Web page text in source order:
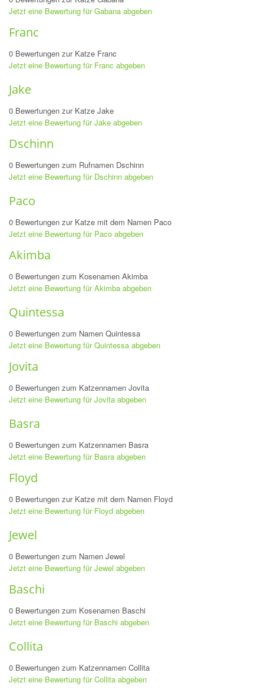
Jetzt eine Bewertung für Gabana abgeben
Franc
0 Bewertungen zur Katze Franc
Jetzt eine Bewertung für Franc abgeben
Jake
0 Bewertungen zur Katze Jake
Jetzt eine Bewertung für Jake abgeben
Dschinn
0 Bewertungen zum Rufnamen Dschinn
Jetzt eine Bewertung für Dschinn abgeben
Paco
0 Bewertungen zur Katze mit dem Namen Paco
Jetzt eine Bewertung für Paco abgeben
Akimba
0 Bewertungen zum Kosenamen Akimba
Jetzt eine Bewertung für Akimba abgeben
Quintessa
0 Bewertungen zum Namen Quintessa
Jetzt eine Bewertung für Quintessa abgeben
Jovita
0 Bewertungen zum Katzennamen Jovita
Jetzt eine Bewertung für Jovita abgeben
Basra
0 Bewertungen zum Katzennamen Basra
Jetzt eine Bewertung für Basra abgeben
Floyd
0 Bewertungen zur Katze mit dem Namen Floyd
Jetzt eine Bewertung für Floyd abgeben
Jewel
0 Bewertungen zum Namen Jewel
Jetzt eine Bewertung für Jewel abgeben
Baschi
0 Bewertungen zum Kosenamen Baschi
Jetzt eine Bewertung für Baschi abgeben
Collita
0 Bewertungen zum Katzennamen Collita
Jetzt eine Bewertung für Collita abgeben